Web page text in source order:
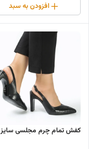
افزودن به سبد
کفش تمام چرم مجلسی سایز ۴۰